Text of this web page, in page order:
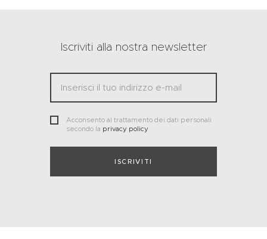
Iscriviti alla nostra newsletter
Acconsento al trattamento dei dati personali
secondo la privacy policy